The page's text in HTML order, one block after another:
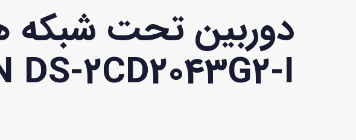
دوربین تحت شبکه
DS-2CD2043G2-I